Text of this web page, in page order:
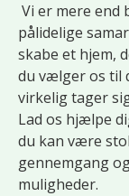
Vi er mere end
pålidelige
skabe et hjem,
du vælger os til
virkelig tager
Lad os hjælpe
du kan være
gennemgang
muligheder.